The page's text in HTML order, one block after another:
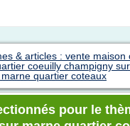
& articles : vente maison
coeuilly champigny
quartier coteaux
pour le